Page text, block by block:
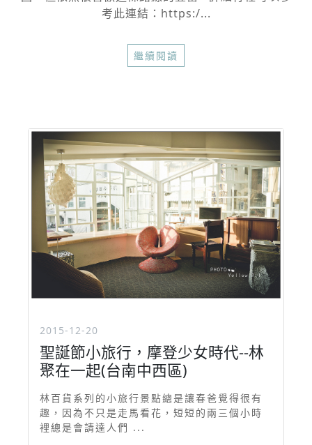
考此連結：https:/...
繼續閱讀
2015-12-20
聖誕節小旅行，摩登少女時代--林
聚在一起(台南中西區)
林百貨系列的小旅行景點總是讓春爸覺得很有
趣，因為不只是走馬看花，短短的兩三個小時
裡總是會請達人們 ...